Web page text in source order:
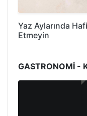
Yaz Aylarında
Etmeyin
GASTRONOMİ -